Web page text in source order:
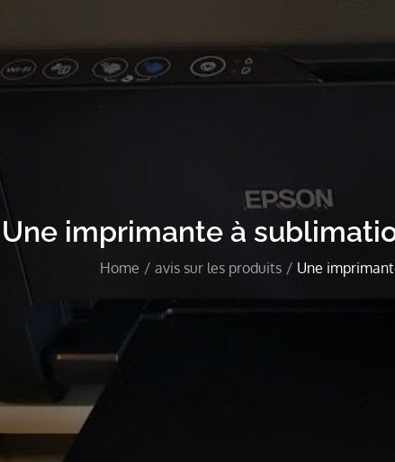
Une imprimante à
Home avis sur les produits Une